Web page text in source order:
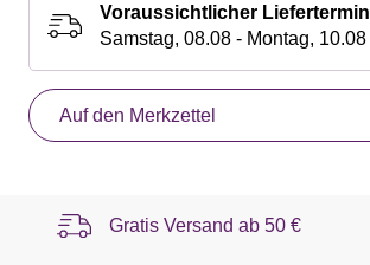
Voraussichtlicher Liefertermin
Samstag, 08.08 - Montag, 10.08
Auf den Merkzettel
Gratis Versand ab 50 €